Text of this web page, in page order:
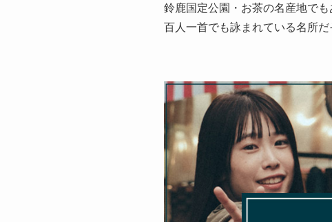
鈴鹿国定公園・お茶の名産地で
百人一首でも詠まれている名所だ